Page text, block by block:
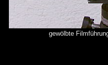
gewölbte